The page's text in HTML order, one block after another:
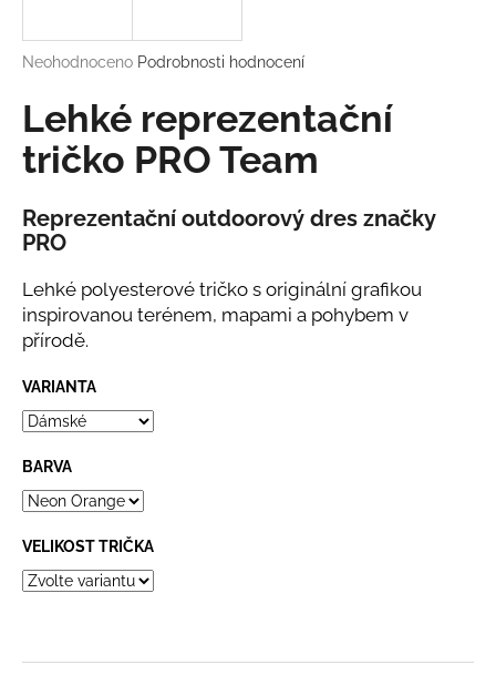
Průměrné
produktu
je
0,0
z
hvězdiček.
Neohodnoceno Podrobnosti hodnocení
Lehké reprezentační
tričko PRO Team
Reprezentační outdoorový dres značky
PRO
Lehké polyesterové tričko s originální grafikou
inspirovanou terénem, mapami a pohybem v
přírodě.
VARIANTA
BARVA
VELIKOST TRIČKA
j
t
?
D
o
o
u
č
j
e
m